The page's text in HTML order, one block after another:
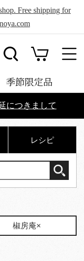
Free shipping for
季節限定品
につきまして
レシピ
椒房庵×